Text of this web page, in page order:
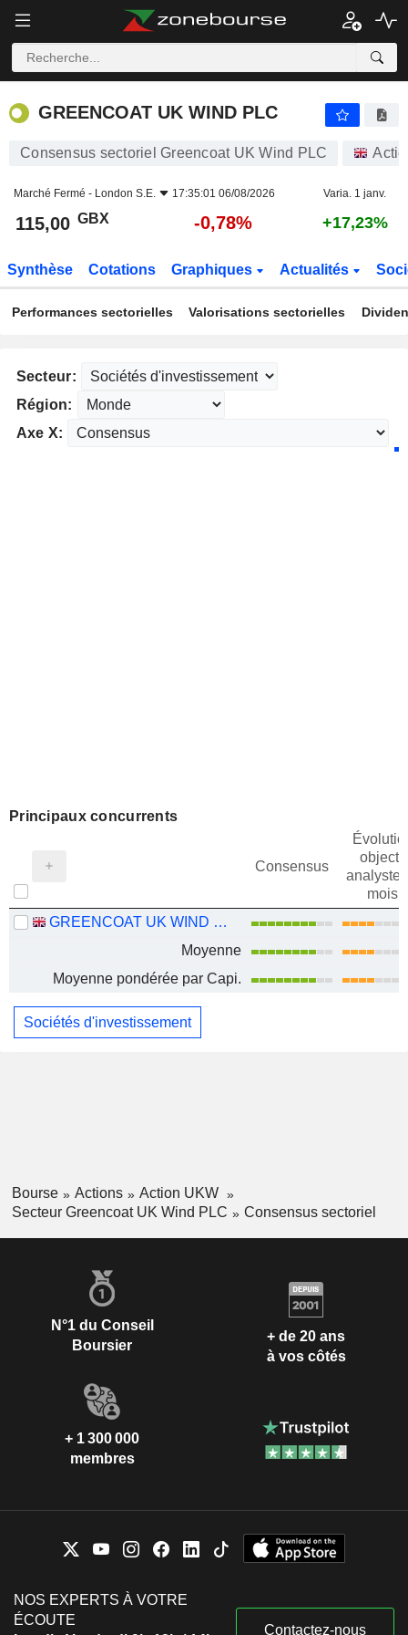
GREENCOAT UK WIND PLC
GREENCOAT UK WIND PLC
Consensus sectoriel Greencoat UK Wind PLC
Marché Fermé - London S.E. 17:35:01 06/08/2026 Varia. 1 janv.
115,00 GBX -0,78% +17,23%
Synthèse Cotations Graphiques Actualités
Performances sectorielles Valorisations sectorielles
Secteur:
Région:
Axe X:
Principaux concurrents
Consensus
objectif
mois
GREENCOAT UK WIND PLC
Moyenne
Moyenne pondérée par Capi.
Sociétés d'investissement
Bourse Actions
Action UKW
Secteur Greencoat UK Wind PLC
Consensus sectoriel
N°1 du Conseil
Boursier
+ de 20 ans
à vos côtés
+ 1 300 000
membres
NOS EXPERTS À VOTRE
ÉCOUTE
Contactez-nous